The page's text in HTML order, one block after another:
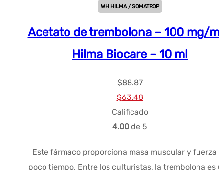
WH HILMA / SOMATROP
Acetato de trembolona – 100 mg/
Hilma Biocare – 10 ml
$88.87
El
precio
original
$88.87.
$63.48El
precio
actual
$63.48.
Calificado
4.00 de 5
Este fármaco proporciona masa muscular y fuerza
poco tiempo. Entre los culturistas, la trembolona es